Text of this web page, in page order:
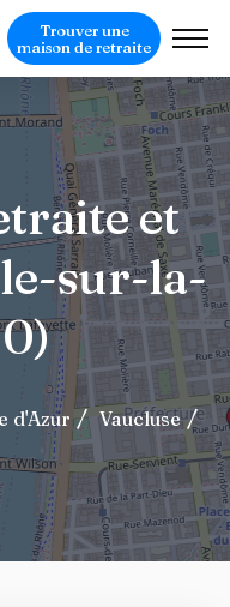
Trouver une
maison de retraite
et
sur-la-
d'Azur
Vaucluse